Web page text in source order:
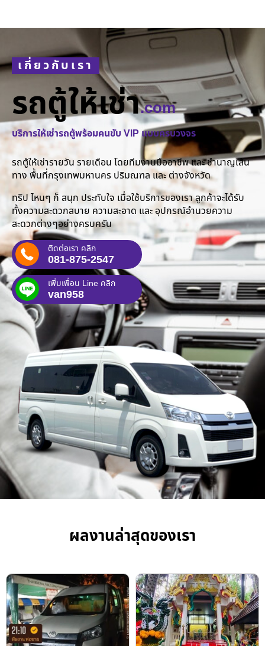
เกี่ยวกับเรา
รถตู้ให้เช่า.com
บริการให้เช่ารถตู้พร้อมคนขับ VIP แบบครบวงจร
รถตู้ให้เช่ารายวัน รายเดือน โดยทีมงานมืออาชีพ และ ชำนาญเส้น
ทาง พื้นที่กรุงเทพมหานคร ปริมณฑล และ ต่างจังหวัด
ทริป ไหนๆ ก็ สนุก ประทับใจ เมื่อใช้บริการของเรา ลูกค้าจะได้รับ
ทั้งความสะดวกสบาย ความสะอาด และ อุปกรณ์อำนวยความ
สะดวกต่างๆอย่างครบครัน
ติดต่อเรา คลิก
081-875-2547
เพิ่มเพื่อน Line คลิก
van958
ผลงานล่าสุดของเรา